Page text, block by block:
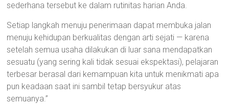
sederhana tersebut ke dalam rutinitas harian Anda.
Setiap langkah menuju penerimaan dapat membuka jalan
menuju kehidupan berkualitas dengan arti sejati — karena
setelah semua usaha dilakukan di luar sana mendapatkan
sesuatu (yang sering kali tidak sesuai ekspektasi), pelajaran
terbesar berasal dari kemampuan kita untuk menikmati apa
pun keadaan saat ini sambil tetap bersyukur atas
semuanya.”